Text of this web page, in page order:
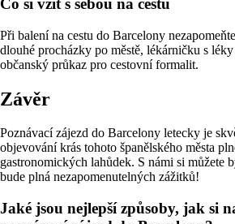
Co si vzít s sebou na cestu
Při balení na cestu do Barcelony
dlouhé procházky po městě, lékárničku s
občanský průkaz pro cestovní formalit.
Závěr
Poznávací zájezd do Barcelony letecky je
objevování krás tohoto španělského města
gastronomických lahůdek. S námi si můžete
bude plná nezapomenutelných zážitků!
Jaké jsou nejlepší způsoby, jak si